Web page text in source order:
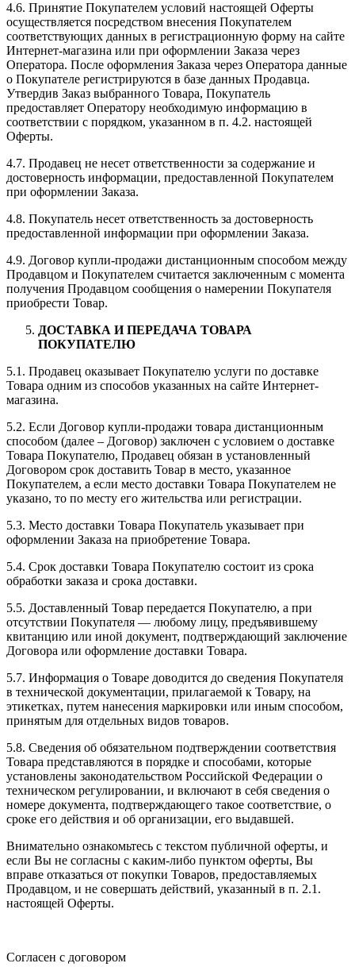
4.6. Принятие Покупателем условий настоящей Оферты
осуществляется посредством внесения Покупателем
соответствующих данных в регистрационную форму на сайте
Интернет-магазина или при оформлении Заказа через
Оператора. После оформления Заказа через Оператора данные
о Покупателе регистрируются в базе данных Продавца.
Утвердив Заказ выбранного Товара, Покупатель
предоставляет Оператору необходимую информацию в
соответствии с порядком, указанном в п. 4.2. настоящей
Оферты.
4.7. Продавец не несет ответственности за содержание и
достоверность информации, предоставленной Покупателем
при оформлении Заказа.
4.8. Покупатель несет ответственность за достоверность
предоставленной информации при оформлении Заказа.
4.9. Договор купли-продажи дистанционным способом между
Продавцом и Покупателем считается заключенным с момента
получения Продавцом сообщения о намерении Покупателя
приобрести Товар.
ДОСТАВКА И ПЕРЕДАЧА ТОВАРА
ПОКУПАТЕЛЮ
5.1. Продавец оказывает Покупателю услуги по доставке
Товара одним из способов указанных на сайте Интернет-
магазина.
5.2. Если Договор купли-продажи товара дистанционным
способом (далее – Договор) заключен с условием о доставке
Товара Покупателю, Продавец обязан в установленный
Договором срок доставить Товар в место, указанное
Покупателем, а если место доставки Товара Покупателем не
указано, то по месту его жительства или регистрации.
5.3. Место доставки Товара Покупатель указывает при
оформлении Заказа на приобретение Товара.
5.4. Срок доставки Товара Покупателю состоит из срока
обработки заказа и срока доставки.
5.5. Доставленный Товар передается Покупателю, а при
отсутствии Покупателя — любому лицу, предъявившему
квитанцию или иной документ, подтверждающий заключение
Договора или оформление доставки Товара.
5.7. Информация о Товаре доводится до сведения Покупателя
в технической документации, прилагаемой к Товару, на
этикетках, путем нанесения маркировки или иным способом,
принятым для отдельных видов товаров.
5.8. Сведения об обязательном подтверждении соответствия
Товара представляются в порядке и способами, которые
установлены законодательством Российской Федерации о
техническом регулировании, и включают в себя сведения о
номере документа, подтверждающего такое соответствие, о
сроке его действия и об организации, его выдавшей.
Внимательно ознакомьтесь с текстом публичной оферты, и
если Вы не согласны с каким-либо пунктом оферты, Вы
вправе отказаться от покупки Товаров, предоставляемых
Продавцом, и не совершать действий, указанный в п. 2.1.
настоящей Оферты.
Согласен с договором